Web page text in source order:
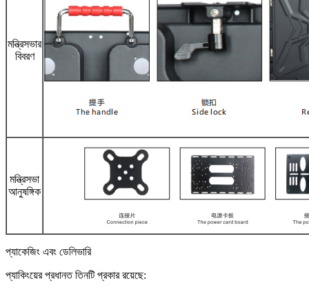
মন্ত্রিসভার
বিবরণ
মন্ত্রিসভা
আনুষঙ্গিক
প্যাকেজিং এবং ডেলিভারি
প্যাকিংয়ের প্রধানত তিনটি প্রকার রয়েছে: